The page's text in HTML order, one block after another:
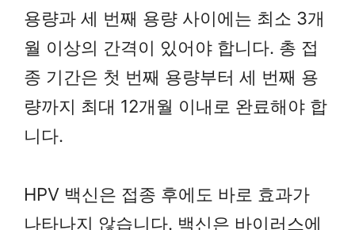
용량과 세 번째 용량 사이에는 최소 3개
월 이상의 간격이 있어야 합니다. 총 접
종 기간은 첫 번째 용량부터 세 번째 용
량까지 최대 12개월 이내로 완료해야 합
니다.
HPV 백신은 접종 후에도 바로 효과가
나타나지 않습니다. 백신은 바이러스에